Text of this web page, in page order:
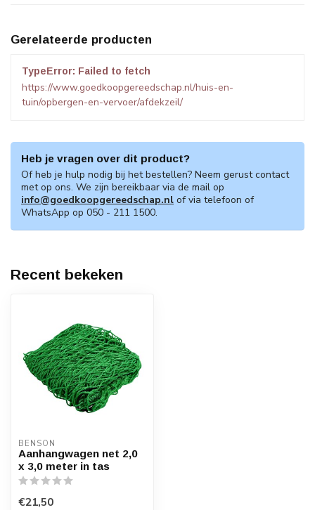
Gerelateerde producten
TypeError: Failed to fetch
https://www.goedkoopgereedschap.nl/huis-en-
tuin/opbergen-en-vervoer/afdekzeil/
Heb je vragen over dit product?
Of heb je hulp nodig bij het bestellen? Neem gerust contact
met op ons. We zijn bereikbaar via de mail op
info@goedkoopgereedschap.nl of via telefoon of
WhatsApp op 050 - 211 1500.
Recent bekeken
BENSON
Aanhangwagen net 2,0
x 3,0 meter in tas
€21,50